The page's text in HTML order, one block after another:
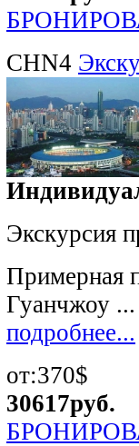
CHN4
Экскурсия
Примерная
Гуанчжоу ...
подробнее...
от:370$
30617руб.